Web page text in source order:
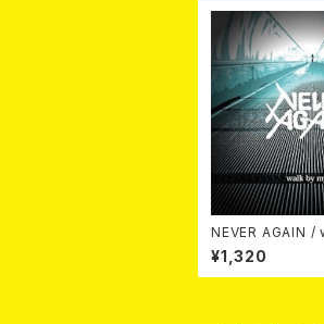
NEVER AGAIN
elf 7EP
¥1,320